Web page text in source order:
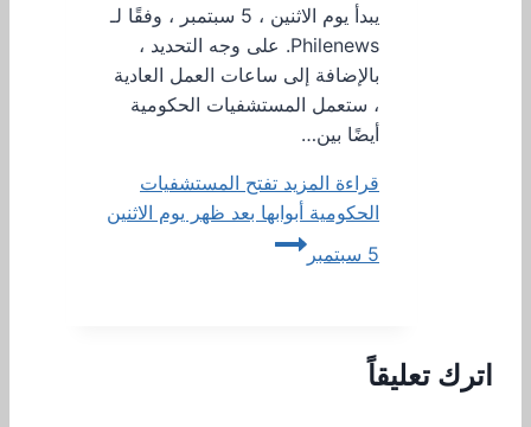
يبدأ يوم الاثنين ، 5 سبتمبر ، وفقًا لـ
Philenews. على وجه التحديد ،
بالإضافة إلى ساعات العمل العادية
، ستعمل المستشفيات الحكومية
أيضًا بين…
قراءة المزيد تفتح المستشفيات
الحكومية أبوابها بعد ظهر يوم الاثنين
5 سبتمبر
اترك تعليقاً